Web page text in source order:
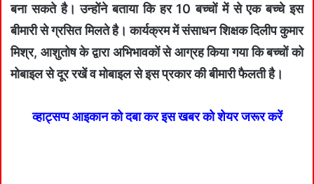
बना सकते है। उन्होंने बताया कि हर 10 बच्चों में से एक बच्चे इस
बीमारी से ग्रसित मिलते है। कार्यक्रम में संसाधन शिक्षक दिलीप कुमार
मिश्र, आशुतोष के द्वारा अभिभावकों से आग्रह किया गया कि बच्चों को
मोबाइल से दूर रखें व मोबाइल से इस प्रकार की बीमारी फैलती है।
व्हाट्सप्प आइकान को दबा कर इस खबर को शेयर जरूर करें